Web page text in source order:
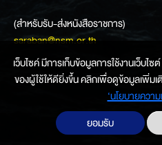
(สำหรับรับ-ส่งหนังสือราชการ)
saraban@nsm.or.th
เว็บไซค์ มีการเก็บข้อมูลการใช้งานเว็
ของผู้ใช้ให้ดียิ่งขึ้น คลิกเพื่อดูข้อมูลเพิ่มเ
‘นโยบายควา
ยอมรับ